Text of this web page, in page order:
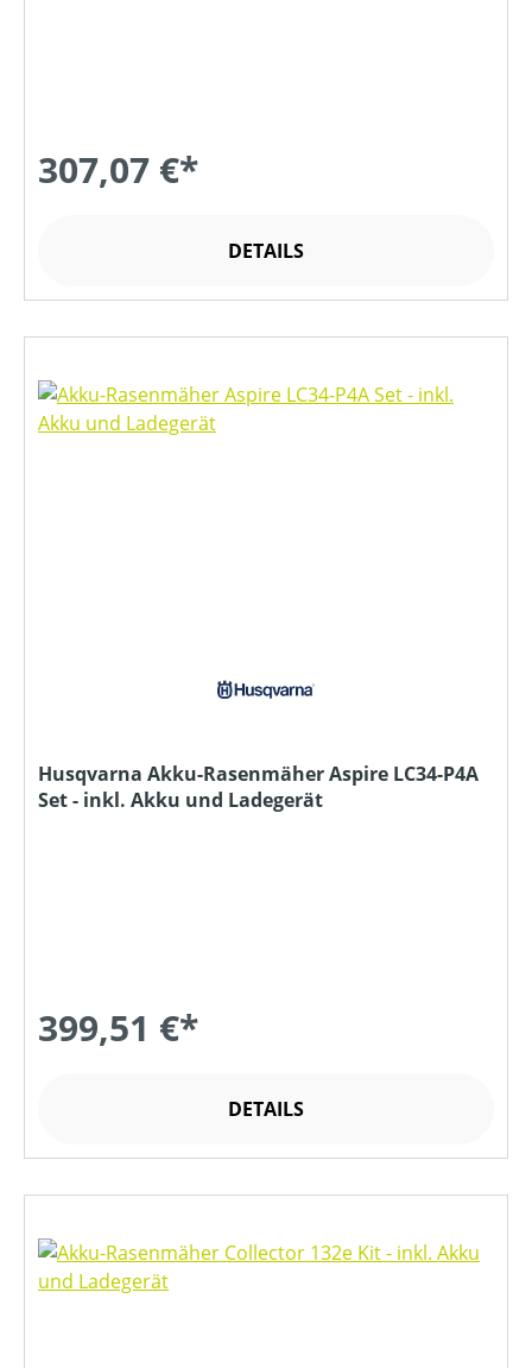
307,07 €*
DETAILS
Husqvarna Akku-Rasenmäher Aspire LC34-P4A
Set - inkl. Akku und Ladegerät
399,51 €*
DETAILS